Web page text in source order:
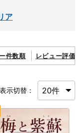
ア
件数順 レビュー評価順
表示切替：